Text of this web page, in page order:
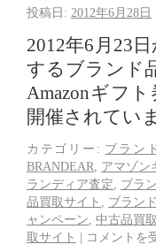
投稿日: 2012年6月28日
2012年6月23
するブランド
Amazonギフ
開催されてい
カテゴリー: ブラン
BRANDEAR
アマゾン
ランディア査定
ブラ
品買取サイト
ブラン
ャンペーン 中古品買
取サイト | コメントを